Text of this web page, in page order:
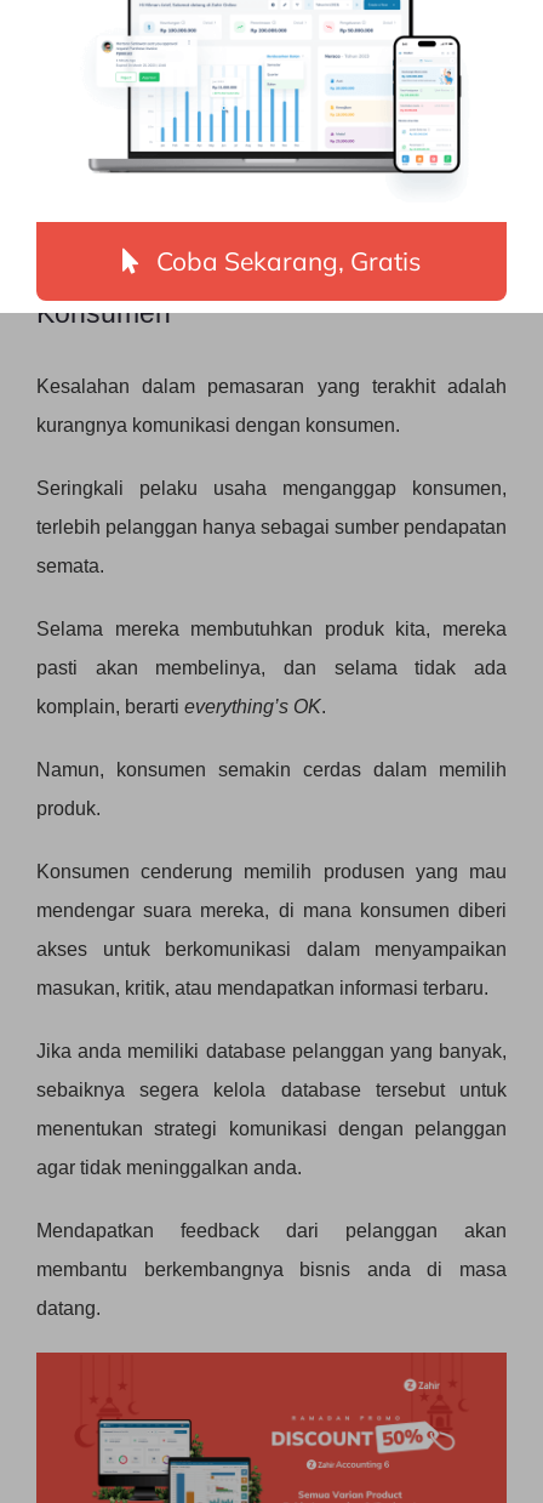
Yang perlu diperhatikan adalah mencatat bagian mana
yang berhasil dan mana yang tidak, sehingga anda
dapat melakukan perbaikan untuk hasil yang lebih
baik di masa depan.
7. Kurangnya Komunikasi dengan
Konsumen
Kesalahan dalam pemasaran yang terakhit adalah
kurangnya komunikasi dengan konsumen.
Seringkali pelaku usaha menganggap konsumen,
terlebih pelanggan hanya sebagai sumber pendapatan
semata.
Selama mereka membutuhkan produk kita, mereka
pasti akan membelinya, dan selama tidak ada
komplain, berarti everything’s OK.
Namun, konsumen semakin cerdas dalam memilih
produk.
Konsumen cenderung memilih produsen yang mau
mendengar suara mereka, di mana konsumen diberi
akses untuk berkomunikasi dalam menyampaikan
masukan, kritik, atau mendapatkan informasi terbaru.
Jika anda memiliki database pelanggan yang banyak,
sebaiknya segera kelola database tersebut untuk
menentukan strategi komunikasi dengan pelanggan
agar tidak meninggalkan anda.
Mendapatkan feedback dari pelanggan akan
membantu berkembangnya bisnis anda di masa
datang.
Coba Sekarang, Gratis